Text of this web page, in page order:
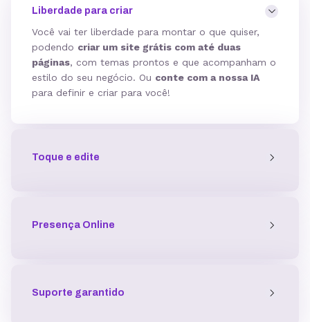
Liberdade para criar
Você vai ter liberdade para montar o que quiser,
podendo criar um site grátis com até duas
páginas, com temas prontos e que acompanham o
estilo do seu negócio. Ou conte com a nossa IA
para definir e criar para você!
Toque e edite
Presença Online
Suporte garantido